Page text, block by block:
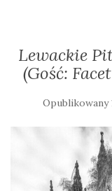
Lewackie
(Gość:
Opublikowany